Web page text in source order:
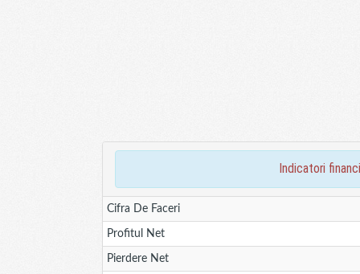
indicatori
Cifra De Faceri
Profitul Net
Pierdere Net